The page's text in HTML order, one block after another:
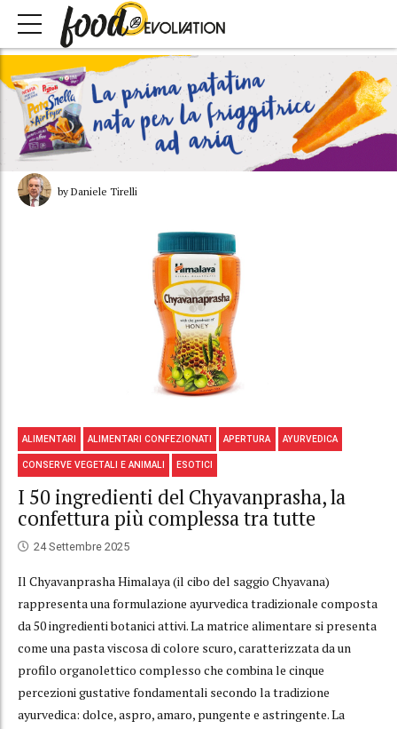
by Daniele Tirelli
ALIMENTARI ALIMENTARI CONFEZIONATI APERTURA AYURVEDICA
CONSERVE VEGETALI E ANIMALI ESOTICI
I 50 ingredienti del Chyavanprasha, la
confettura più complessa tra tutte
24 Settembre 2025
Il Chyavanprasha Himalaya (il cibo del saggio Chyavana)
rappresenta una formulazione ayurvedica tradizionale composta
da 50 ingredienti botanici attivi. La matrice alimentare si presenta
come una pasta viscosa di colore scuro, caratterizzata da un
profilo organolettico complesso che combina le cinque
percezioni gustative fondamentali secondo la tradizione
ayurvedica: dolce, aspro, amaro, pungente e astringente. La